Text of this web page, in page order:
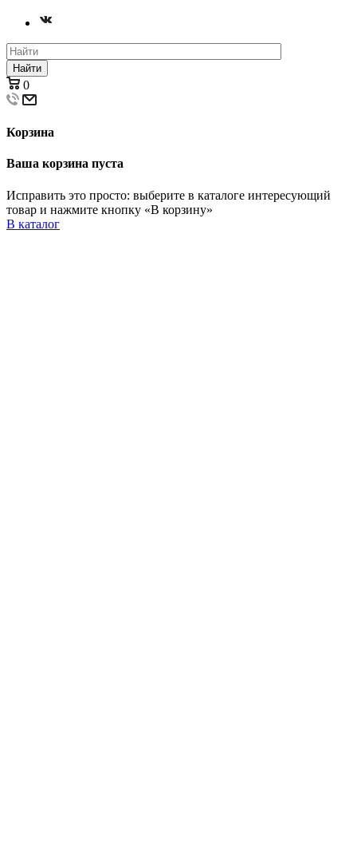
Найти
0
Корзина
Ваша корзина пуста
Исправить это просто: выберите в каталоге интересующий
товар и нажмите кнопку «В корзину»
В каталог